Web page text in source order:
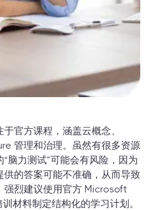
官方课程，涵盖云概念、
管理和治理。虽然有很多资源
脑力测试”可能会有风险，因为
的答案可能不准确，从而导致
强烈建议使用官方 Microsoft
材料制定结构化的学习计划。